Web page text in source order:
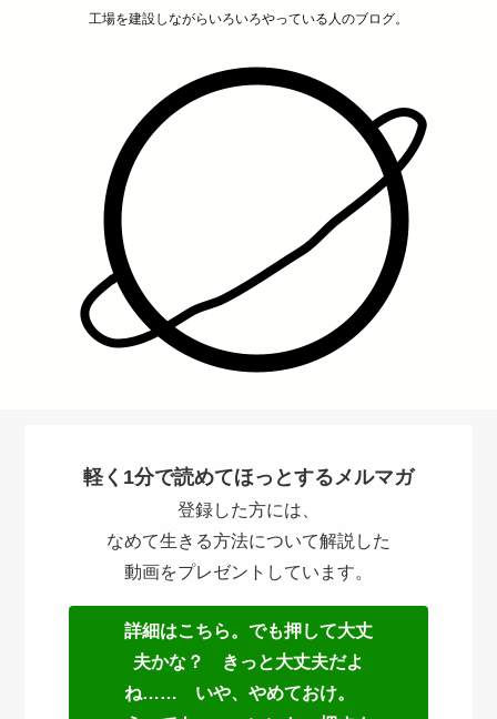
工場を建設しながらいろいろやっている人のブログ。
軽く1分で読めてほっとするメルマガ
登録した方には、
なめて生きる方法について解説した
動画をプレゼントしています。
詳細はこちら。でも押して大丈
夫かな？ きっと大丈夫だよ
ね…… いや、やめておけ。